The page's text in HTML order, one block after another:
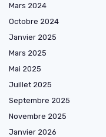
Mars 2024
Octobre 2024
Janvier 2025
Mars 2025
Mai 2025
Juillet 2025
Septembre 2025
Novembre 2025
Janvier 2026